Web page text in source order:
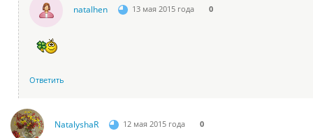
natalhen 13 мая 2015 года 0
Ответить
NatalyshaR 12 мая 2015 года 0